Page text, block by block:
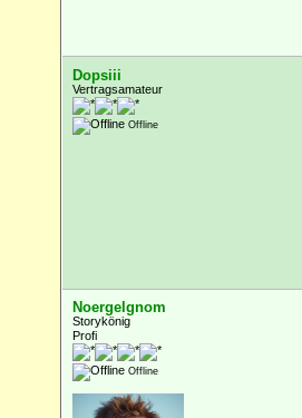
Dopsiii
Vertragsamateur
Offline
Noergelgnom
Storykönig
Profi
Offline